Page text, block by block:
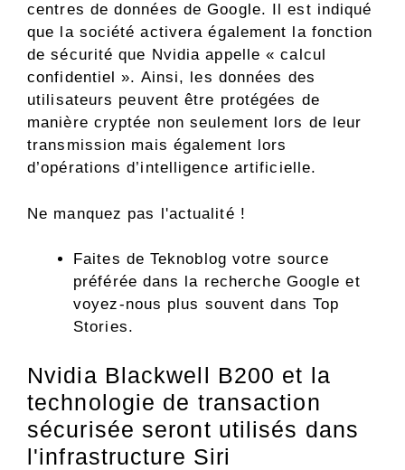
centres de données de Google. Il est indiqué
que la société activera également la fonction
de sécurité que Nvidia appelle « calcul
confidentiel ». Ainsi, les données des
utilisateurs peuvent être protégées de
manière cryptée non seulement lors de leur
transmission mais également lors
d’opérations d’intelligence artificielle.
Ne manquez pas l'actualité !
Faites de Teknoblog votre source
préférée dans la recherche Google et
voyez-nous plus souvent dans Top
Stories.
Nvidia Blackwell B200 et la
technologie de transaction
sécurisée seront utilisés dans
l'infrastructure Siri